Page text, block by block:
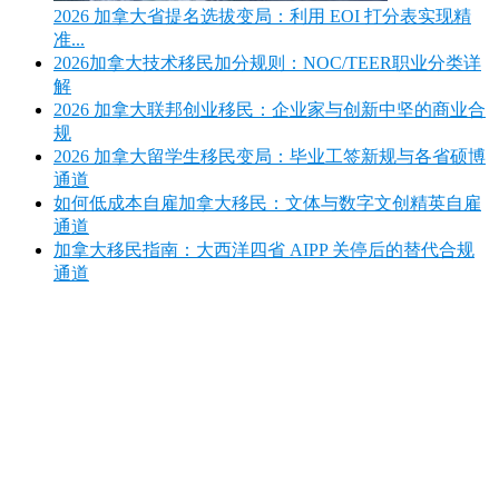
2026 加拿大省提名选拔变局：利用 EOI 打分表实现精
准...
2026加拿大技术移民加分规则：NOC/TEER职业分类详
解
2026 加拿大联邦创业移民：企业家与创新中坚的商业合
规
2026 加拿大留学生移民变局：毕业工签新规与各省硕博
通道
如何低成本自雇加拿大移民：文体与数字文创精英自雇
通道
加拿大移民指南：大西洋四省 AIPP 关停后的替代合规
通道